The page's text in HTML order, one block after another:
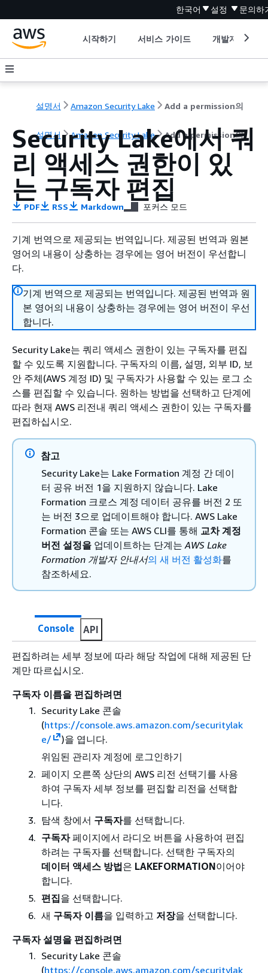
한국어 설정 문의하
시작하기 서비스 가이드 개발자 도구
설명서 Amazon Security Lake Add a permission의
설명서 Amazon Security Lake Add a permission의
Security Lake에서 쿼
리 액세스 권한이 있
는 구독자 편집
PDF RSS Markdown 포커스 모드
기계 번역으로 제공되는 번역입니다. 제공된 번역과 원본
영어의 내용이 상충하는 경우에는 영어 버전이 우선합니
다.
기계 번역으로 제공되는 번역입니다. 제공된 번역과 원
본 영어의 내용이 상충하는 경우에는 영어 버전이 우선
합니다.
Security Lake는 쿼리 액세스 권한이 있는 구독자를 편집
할 수 있도록 지원합니다. 구독자의 이름, 설명, 외부 ID, 보
안 주체(AWS 계정 ID) 및 구독자가 사용할 수 있는 로그 소
스를 편집할 수 있습니다. 원하는 방법을 선택하고 단계에
따라 현재 AWS 리전내 쿼리 액세스 권한이 있는 구독자를
편집하십시오.
참고
Security Lake는 Lake Formation 계정 간 데이
터 공유 버전 1을 지원하지 않습니다. Lake
Formation 크로스 계정 데이터 공유를 버전 2 또
는 버전 3으로 업데이트해야 합니다. AWS Lake
Formation 콘솔 또는 AWS CLI를 통해 교차 계정
버전 설정을 업데이트하는 단계는AWS Lake
Formation 개발자 안내서의 새 버전 활성화를
참조하세요.
Console API
편집하려는 세부 정보에 따라 해당 작업에 대해 제공된 단
계만 따르십시오.
구독자 이름을 편집하려면
Security Lake 콘솔
(https://console.aws.amazon.com/securitylak
e/
)을 엽니다.
위임된 관리자 계정에 로그인하기
페이지 오른쪽 상단의 AWS 리전 선택기를 사용
하여 구독자 세부 정보를 편집할 리전을 선택합
니다.
탐색 창에서 구독자를 선택합니다.
구독자페이지에서 라디오 버튼을 사용하여 편집
하려는 구독자를 선택합니다. 선택한 구독자의
데이터 액세스 방법은 LAKEFORMATION이어야
합니다.
편집을 선택합니다.
새 구독자 이름을 입력하고 저장을 선택합니다.
구독자 설명을 편집하려면
Security Lake 콘솔
(https://console.aws.amazon.com/securitylak